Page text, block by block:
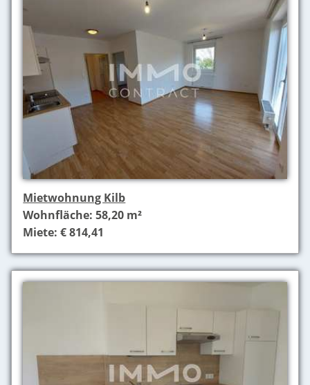
Mietwohnung Kilb
Wohnfläche: 58,20 m²
Miete: € 814,41